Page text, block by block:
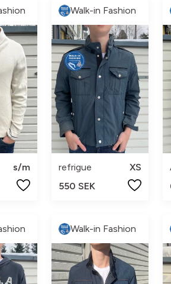
s/m
Walk-in Fashion
refrigue
XS
550 SEK
Walk-in Fashion